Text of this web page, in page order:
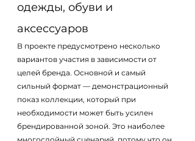
одежды, обуви и
аксессуаров
В проекте предусмотрено несколько
вариантов участия в зависимости от
целей бренда. Основной и самый
сильный формат — демонстрационный
показ коллекции, который при
необходимости может быть усилен
брендированной зоной. Это наиболее